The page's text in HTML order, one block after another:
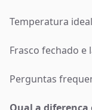
Temperatura
Frasco fechado
Perguntas